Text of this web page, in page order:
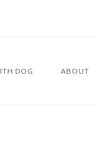
DOG ABOUT